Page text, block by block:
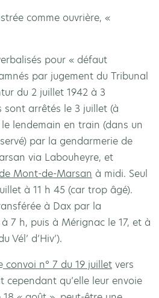
comme ouvrière, «
pour « défaut
par jugement du Tribunal
du 2 juillet 1942 à 3
sont arrêtés le 3 juillet (à
lendemain en train (dans un
par la gendarmerie de
via Labouheyre, et
Mont-de-Marsan à midi. Seul
à 11 h 45 (car trop âgé).
à Dax par la
7 h, puis à Mérignac le 17, et à
Vél’ d’Hiv’).
convoi n° 7 du 19 juillet vers
cependant qu’elle leur envoie